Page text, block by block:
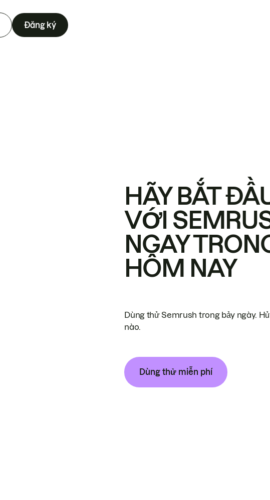
Đăng ký
HÃY BẮT
VỚI
NGAY
HÔM NAY
Dùng thử Semrush trong bảy ngày.
nào.
Dùng thử miễn phí